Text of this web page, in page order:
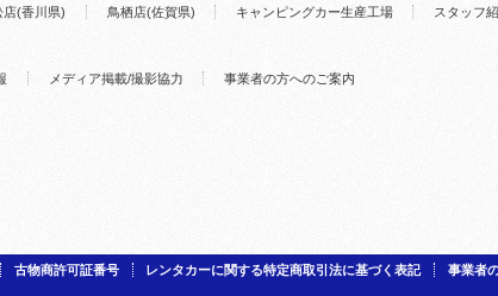
店(香川県) 鳥栖店(佐賀県) キャンピングカー生産工場 スタッフ
メディア掲載/撮影協力 事業者の方へのご案内
古物商許可証番号 レンタカーに関する特定商取引法に基づく表記 事業者